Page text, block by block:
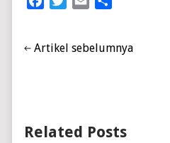
Artikel sebelumnya
Related Posts